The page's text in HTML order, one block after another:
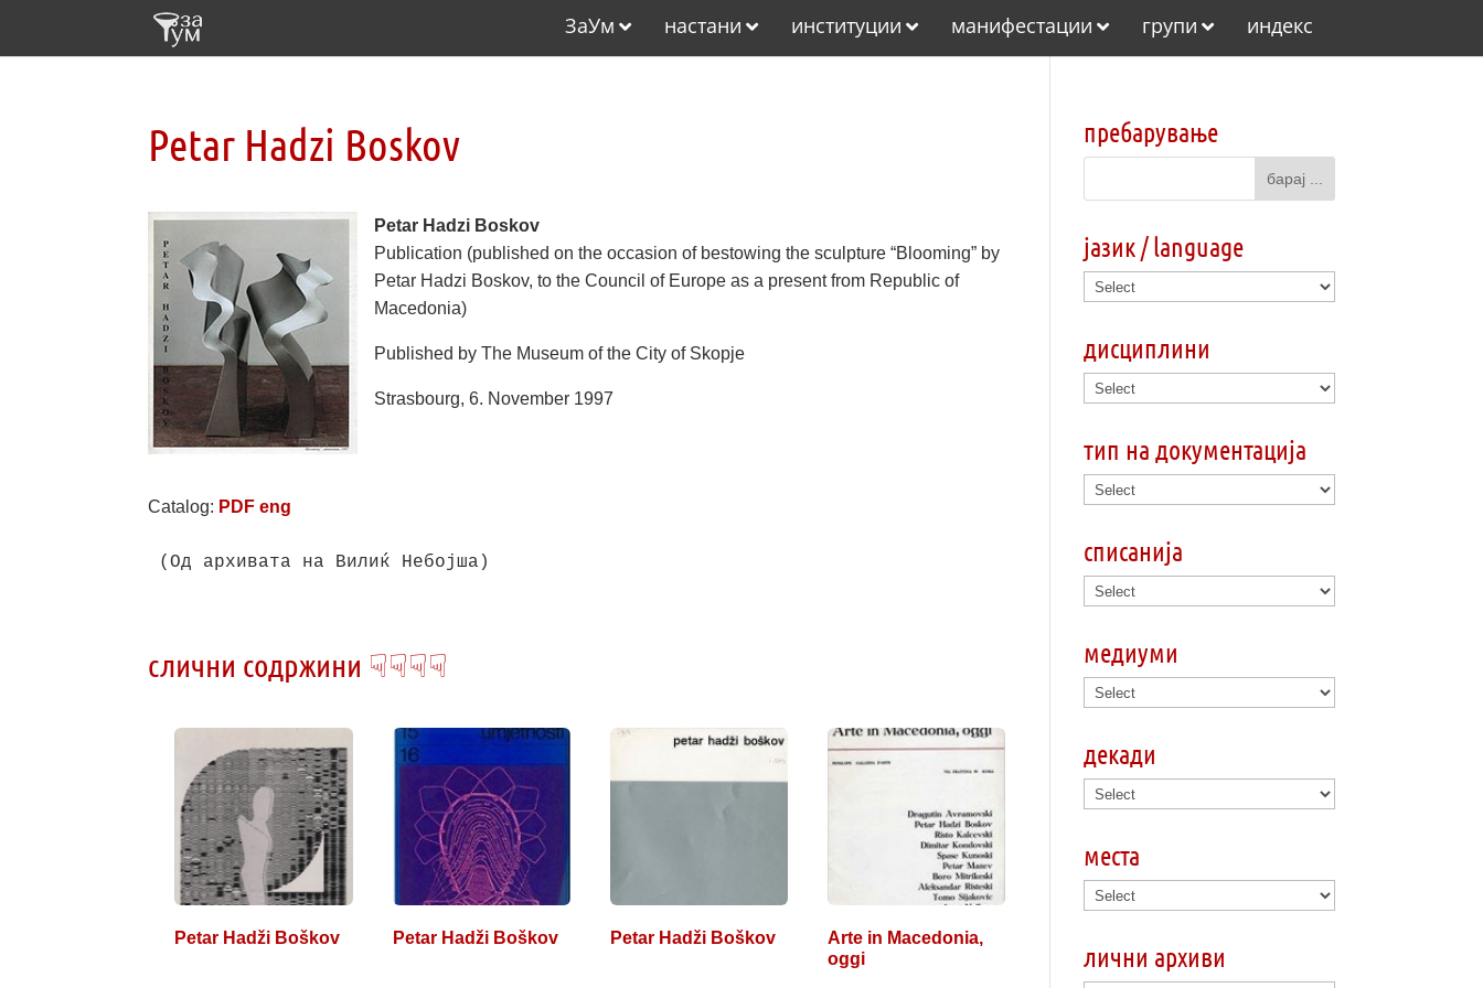
ЗаУм настани институции манифестации групи индекс
Petar Hadzi Boskov
Petar Hadzi Boskov
Publication (published on the occasion of bestowing the sculpture “Blooming” by
Petar Hadzi Boskov, to the Council of Europe as a present from Republic of
Macedonia)
Published by The Museum of the City of Skopje
Strasbourg, 6. November 1997
Catalog: PDF eng
(Од архивата на Вилиќ Небојша)
слични содржини ☟☟☟☟
Petar Hadži Boškov Petar Hadži Boškov Petar Hadži Boškov
Arte in Macedonia,
oggi
пребарување
јазик / language
дисциплини
тип на документација
списанија
медиуми
декади
места
лични архиви